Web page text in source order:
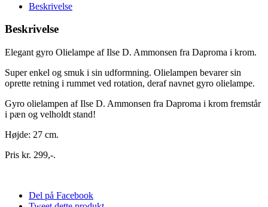
Beskrivelse
Beskrivelse
Elegant gyro Olielampe af Ilse D. Ammonsen fra Daproma i krom.
Super enkel og smuk i sin udformning. Olielampen bevarer sin
oprette retning i rummet ved rotation, deraf navnet gyro olielampe.
Gyro olielampen af Ilse D. Ammonsen fra Daproma i krom fremstår
i pæn og velholdt stand!
Højde: 27 cm.
Pris kr. 299,-.
Del på Facebook